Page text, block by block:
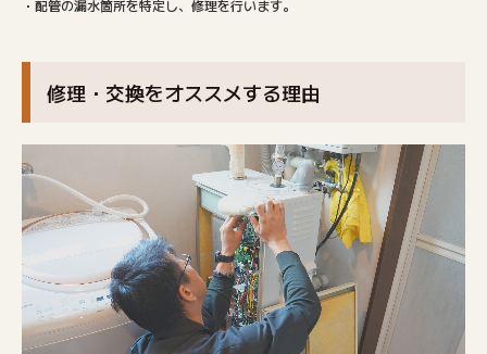
・配管の漏水箇所を特定し、修理を行います。
修理・交換をオススメする理由